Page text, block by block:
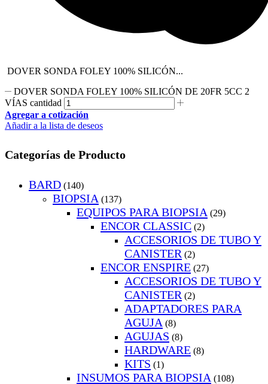
DOVER SONDA FOLEY 100% SILICÓN...
DOVER SONDA FOLEY 100% SILICÓN DE 20FR 5CC 2
VÍAS cantidad
Agregar a cotización
Añadir a la lista de deseos
Categorías de Producto
BARD (140)
BIOPSIA (137)
EQUIPOS PARA BIOPSIA (29)
ENCOR CLASSIC (2)
ACCESORIOS DE TUBO Y
CANISTER (2)
ENCOR ENSPIRE (27)
ACCESORIOS DE TUBO Y
CANISTER (2)
ADAPTADORES PARA
AGUJA (8)
AGUJAS (8)
HARDWARE (8)
KITS (1)
INSUMOS PARA BIOPSIA (108)